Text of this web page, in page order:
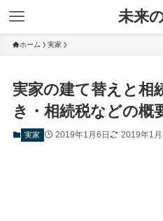
未来
ホーム 実家
実家の建て替えと相
き・相続税などの概
実家 2019年1月6日 2019年1月